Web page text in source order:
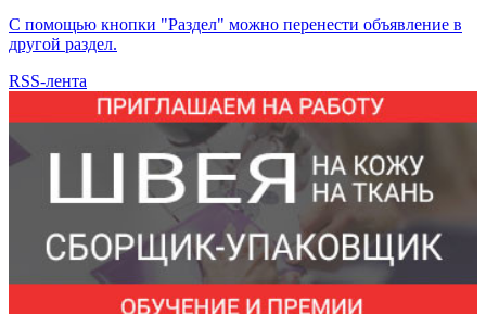
С помощью кнопки "Раздел" можно перенести объявление в
другой раздел.
RSS-лента